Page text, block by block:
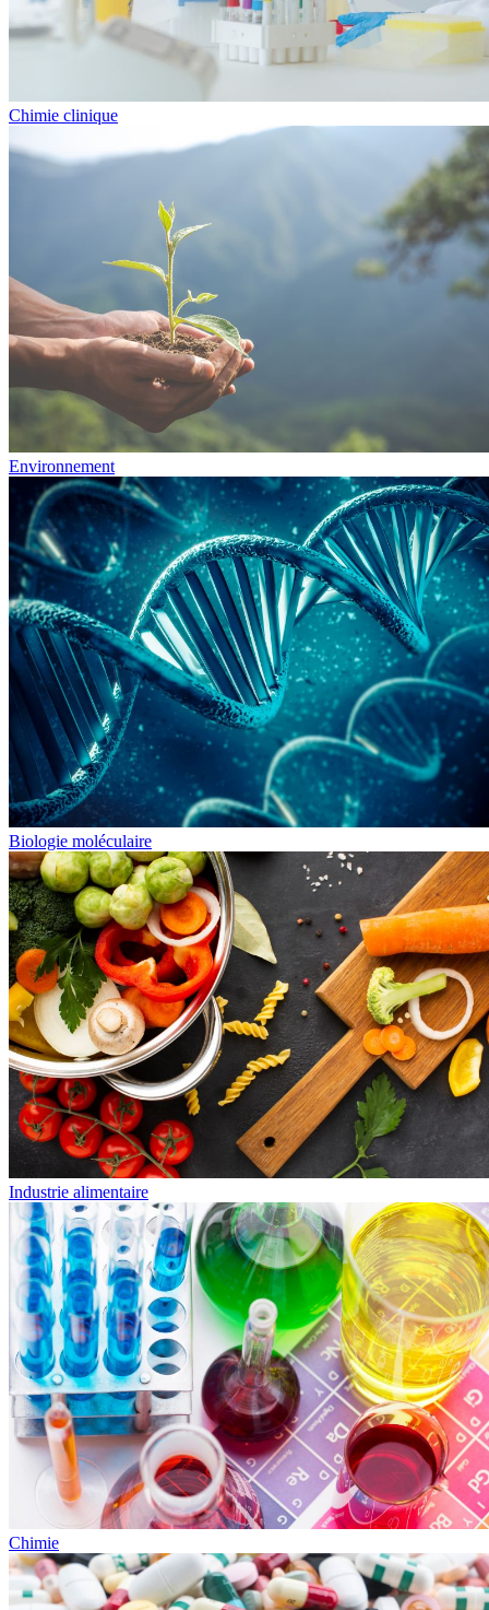
Chimie clinique
Environnement
Biologie moléculaire
Industrie alimentaire
Chimie